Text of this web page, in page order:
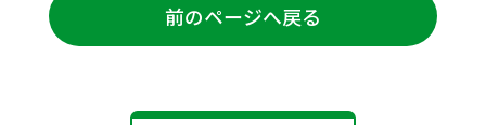
前のページへ戻る